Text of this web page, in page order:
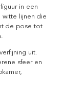
in een
lijnen die
de pose tot
uit.
sfeer en